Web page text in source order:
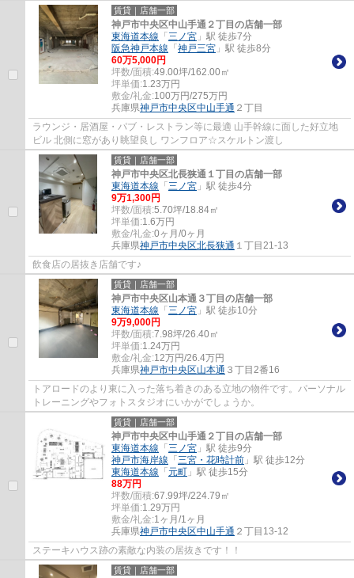
賃貸｜店舗一部
神戸市中央区中山手通２丁目の店舗一部
東海道本線 「 三ノ宮 」駅 徒歩7分
阪急神戸本線 「 神戸三宮 」駅 徒歩8分
60万5,000円
坪数/面積:49.00坪/162.00㎡
坪単価:1.23万円
敷金/礼金:100万円/275万円
兵庫県神戸市中央区中山手通 ２丁目
ラウンジ・居酒屋・パブ・レストラン等に最適 山手幹線に面した好立地
ビル 北側に窓があり眺望良し ワンフロア☆スケルトン渡し
賃貸｜店舗一部
神戸市中央区北長狭通１丁目の店舗一部
東海道本線 「 三ノ宮 」駅 徒歩4分
9万1,300円
坪数/面積:5.70坪/18.84㎡
坪単価:1.6万円
敷金/礼金:0ヶ月/0ヶ月
兵庫県神戸市中央区北長狭通 １丁目21-13
飲食店の居抜き店舗です♪
賃貸｜店舗一部
神戸市中央区山本通３丁目の店舗一部
東海道本線 「 三ノ宮 」駅 徒歩10分
9万9,000円
坪数/面積:7.98坪/26.40㎡
坪単価:1.24万円
敷金/礼金:12万円/26.4万円
兵庫県神戸市中央区山本通 ３丁目2番16
トアロードのより東に入った落ち着きのある立地の物件です。パーソナル
トレーニングやフォトスタジオにいかがでしょうか。
賃貸｜店舗一部
神戸市中央区中山手通２丁目の店舗一部
東海道本線 「 三ノ宮 」駅 徒歩9分
神戸市海岸線 「 三宮・花時計前 」駅 徒歩12分
東海道本線 「 元町 」駅 徒歩15分
88万円
坪数/面積:67.99坪/224.79㎡
坪単価:1.29万円
敷金/礼金:1ヶ月/1ヶ月
兵庫県神戸市中央区中山手通 ２丁目13-12
ステーキハウス跡の素敵な内装の居抜きです！！
賃貸｜店舗一部